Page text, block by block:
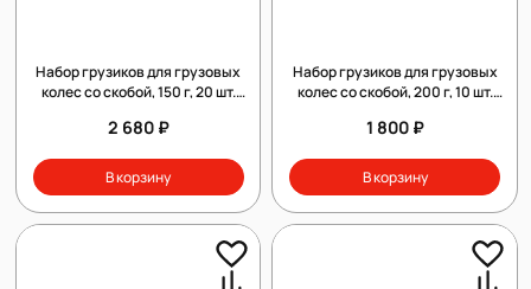
Набор грузиков для грузовых
колес со скобой, 150 г, 20 шт.
2 680 ₽
В корзину
Набор грузиков для грузовых
колес со скобой, 200 г, 10 шт.
1 800 ₽
В корзину